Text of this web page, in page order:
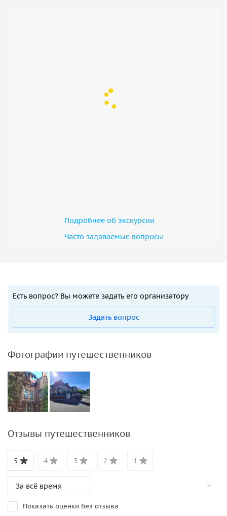
Подробнее об экскурсии
Часто задаваемые вопросы
Есть вопрос? Вы можете задать его организатору
Задать вопрос
Фотографии путешественников
Отзывы путешественников
5 4 3 2 1
Показать оценки без отзыва